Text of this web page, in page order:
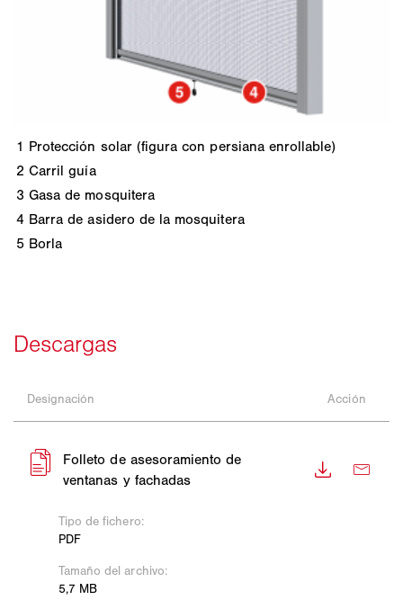
1 Protección solar (figura con persiana enrollable)
2 Carril guía
3 Gasa de mosquitera
4 Barra de asidero de la mosquitera
5 Borla